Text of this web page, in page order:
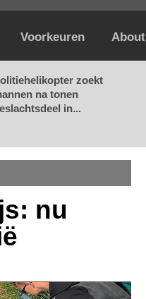
Voorkeuren About
zoekt
na tonen
in...
nu